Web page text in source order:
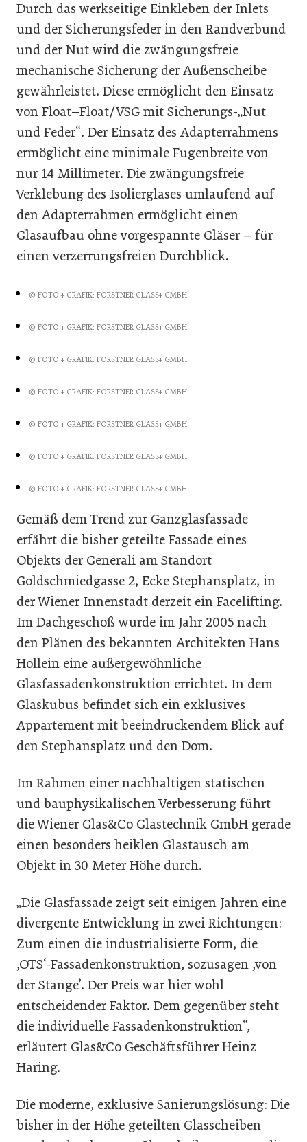
Durch das werkseitige Einkleben der Inlets
und der Sicherungsfeder in den Randverbund
und der Nut wird die zwängungsfreie
mechanische Sicherung der Außenscheibe
gewährleistet. Diese ermöglicht den Einsatz
von Float–Float/VSG mit Sicherungs-„Nut
und Feder“. Der Einsatz des Adapterrahmens
ermöglicht eine minimale Fugenbreite von
nur 14 Millimeter. Die zwängungsfreie
Verklebung des Isolierglases umlaufend auf
den Adapterrahmen ermöglicht einen
Glasaufbau ohne vorgespannte Gläser – für
einen verzerrungsfreien Durchblick.
© FOTO + GRAFIK: FORSTNER GLASS+ GMBH
© FOTO + GRAFIK: FORSTNER GLASS+ GMBH
© FOTO + GRAFIK: FORSTNER GLASS+ GMBH
© FOTO + GRAFIK: FORSTNER GLASS+ GMBH
© FOTO + GRAFIK: FORSTNER GLASS+ GMBH
© FOTO + GRAFIK: FORSTNER GLASS+ GMBH
© FOTO + GRAFIK: FORSTNER GLASS+ GMBH
Gemäß dem Trend zur Ganzglasfassade
erfährt die bisher geteilte Fassade eines
Objekts der Generali am Standort
Goldschmiedgasse 2, Ecke Stephansplatz, in
der Wiener Innenstadt derzeit ein Facelifting.
Im Dachgeschoß wurde im Jahr 2005 nach
den Plänen des bekannten Architekten Hans
Hollein eine außergewöhnliche
Glasfassadenkonstruktion errichtet. In dem
Glaskubus befindet sich ein exklusives
Appartement mit beeindruckendem Blick auf
den Stephansplatz und den Dom.
Im Rahmen einer nachhaltigen statischen
und bauphysikalischen Verbesserung führt
die Wiener Glas&Co Glastechnik GmbH gerade
einen besonders heiklen Glastausch am
Objekt in 30 Meter Höhe durch.
„Die Glasfassade zeigt seit einigen Jahren eine
divergente Entwicklung in zwei Richtungen:
Zum einen die industrialisierte Form, die
,OTS‘-Fassadenkonstruktion, sozusagen ,von
der Stange’. Der Preis war hier wohl
entscheidender Faktor. Dem gegenüber steht
die individuelle Fassadenkonstruktion“,
erläutert Glas&Co Geschäftsführer Heinz
Haring.
Die moderne, exklusive Sanierungslösung: Die
bisher in der Höhe geteilten Glasscheiben